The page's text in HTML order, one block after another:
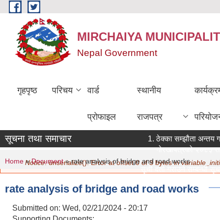
Skip to main content
MIRCHAIYA
Nepal Government
गृहपृष्ठ परिचय वार्ड
प्रोफाइल
स्थानीय
राजपत्र
सूचना तथा समाचार
ठेक्का सम्झौता अन्तय
गोरखापत्रको २०८३
सूची दर्ता गराउने सम्बन्धी
नविकरण सम्बन्धमा ।
मिति:
Error message
Notice: unserialize(): Error at offset 0 of 3 bytes in
You are here
Home »Document» rate analysis of bridge and road works
rate analysis of bridge and road works
Submitted on: Wed, 02/21/2024 - 20:17